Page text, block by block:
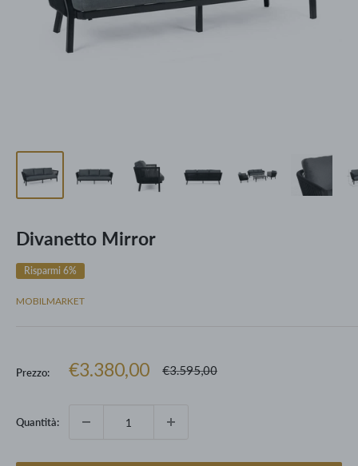
Divanetto Mirror
Risparmi 6%
MOBILMARKET
Prezzo:
Prezzo
€3.380,00 Prezzo
€3.595,00
Quantità: